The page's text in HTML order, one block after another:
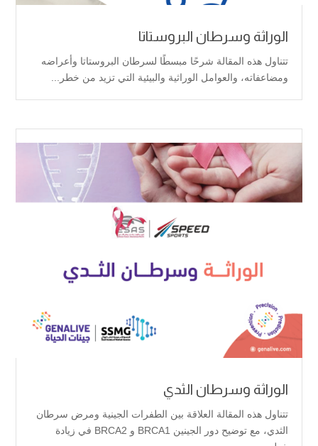
الوراثة وسرطان البروستاتا
تتناول هذه المقالة شرحًا مبسطًا لسرطان البروستاتا وأعراضه
ومضاعفاته، والعوامل الوراثية والبيئية التي تزيد من خطر...
الوراثة وسرطان الثدي
تتناول هذه المقالة العلاقة بين الطفرات الجينية ومرض سرطان
الثدي، مع توضيح دور الجينين BRCA1 و BRCA2 في زيادة